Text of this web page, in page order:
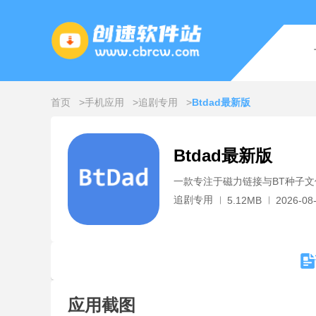
首页 手机应用 追剧专用 Btdad最新版
Btdad最新版
一款专注于磁力链接与BT种子
追剧专用
5.12MB 2026-
应用截图